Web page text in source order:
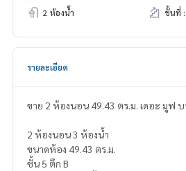
2 ห้องน้ำ
ชั้นที่ :
รายละเอียด
ขาย 2 ห้องนอน 49.43 ตร.ม. เดอะ มูฟ บ
2 ห้องนอน 3 ห้องน้ำ
ขนาดห้อง 49.43 ตร.ม.
ชั้น 5 ตึก B